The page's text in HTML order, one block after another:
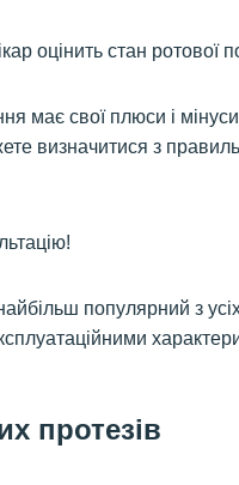
оцінить стан
має свої плюси і
визначитися з
популярний з усіх
протезів